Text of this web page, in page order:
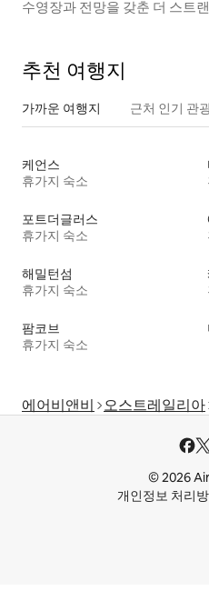
수영장과 전망을 갖춘 더 스트
추천 여행지
가까운 여행지 근처 인기 관
케언스
휴가지 숙소
포트더글러스
휴가지 숙소
해밀턴섬
휴가지 숙소
팜코브
휴가지 숙소
에어비앤비 오스트레일리아
© 2026
개인정보 처리